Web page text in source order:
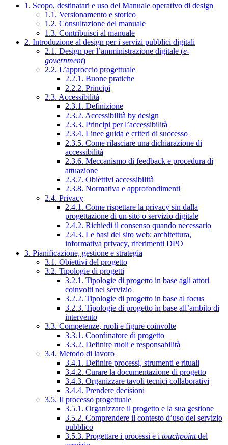
1. Scopo, destinatari e uso del Manuale operativo di design
1.1. Versionamento e storico
1.2. Consultazione del manuale
1.3. Contribuisci al manuale
2. Introduzione al design per i servizi pubblici digitali
2.1. Design per l’amministrazione digitale (e-
government)
2.2. L’approccio progettuale
2.2.1. Buone pratiche
2.2.2. Principi
2.3. Accessibilità
2.3.1. Definizione
2.3.2. Accessibilità by design
2.3.3. Principi per l’accessibilità
2.3.4. Linee guida e criteri di successo
2.3.5. Come rilasciare una dichiarazione di
accessibilità
2.3.6. Meccanismo di feedback e procedura di
attuazione
2.3.7. Obiettivi accessibilità
2.3.8. Normativa e approfondimenti
2.4. Privacy
2.4.1. Come rispettare la privacy sin dalla
progettazione di un sito o servizio digitale
2.4.2. Richiedi il consenso quando necessario
2.4.3. Le basi del sito web: architettura,
informativa privacy, riferimenti DPO
3. Pianificazione, gestione e strategia
3.1. Obiettivi del progetto
3.2. Tipologie di progetti
3.2.1. Tipologie di progetto in base agli attori
coinvolti nel servizio
3.2.2. Tipologie di progetto in base al focus
3.2.3. Tipologie di progetto in base all’ambito di
intervento
3.3. Competenze, ruoli e figure coinvolte
3.3.1. Coordinatore di progetto
3.3.2. Definire ruoli e responsabilità
3.4. Metodo di lavoro
3.4.1. Definire processi, strumenti e rituali
3.4.2. Curare la documentazione di progetto
3.4.3. Organizzare tavoli tecnici collaborativi
3.4.4. Prendere decisioni
3.5. Il processo progettuale
3.5.1. Organizzare il progetto e la sua gestione
3.5.2. Comprendere il contesto d’uso del servizio
pubblico
3.5.3. Progettare i processi e i touchpointdel